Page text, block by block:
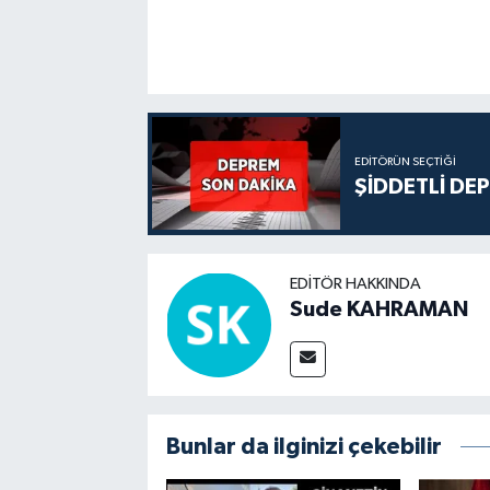
EDITÖRÜN SEÇTIĞI
ŞİDDETLİ
EDITÖR HAKKINDA
Sude KAHRAMAN
Bunlar da ilginizi çekebilir